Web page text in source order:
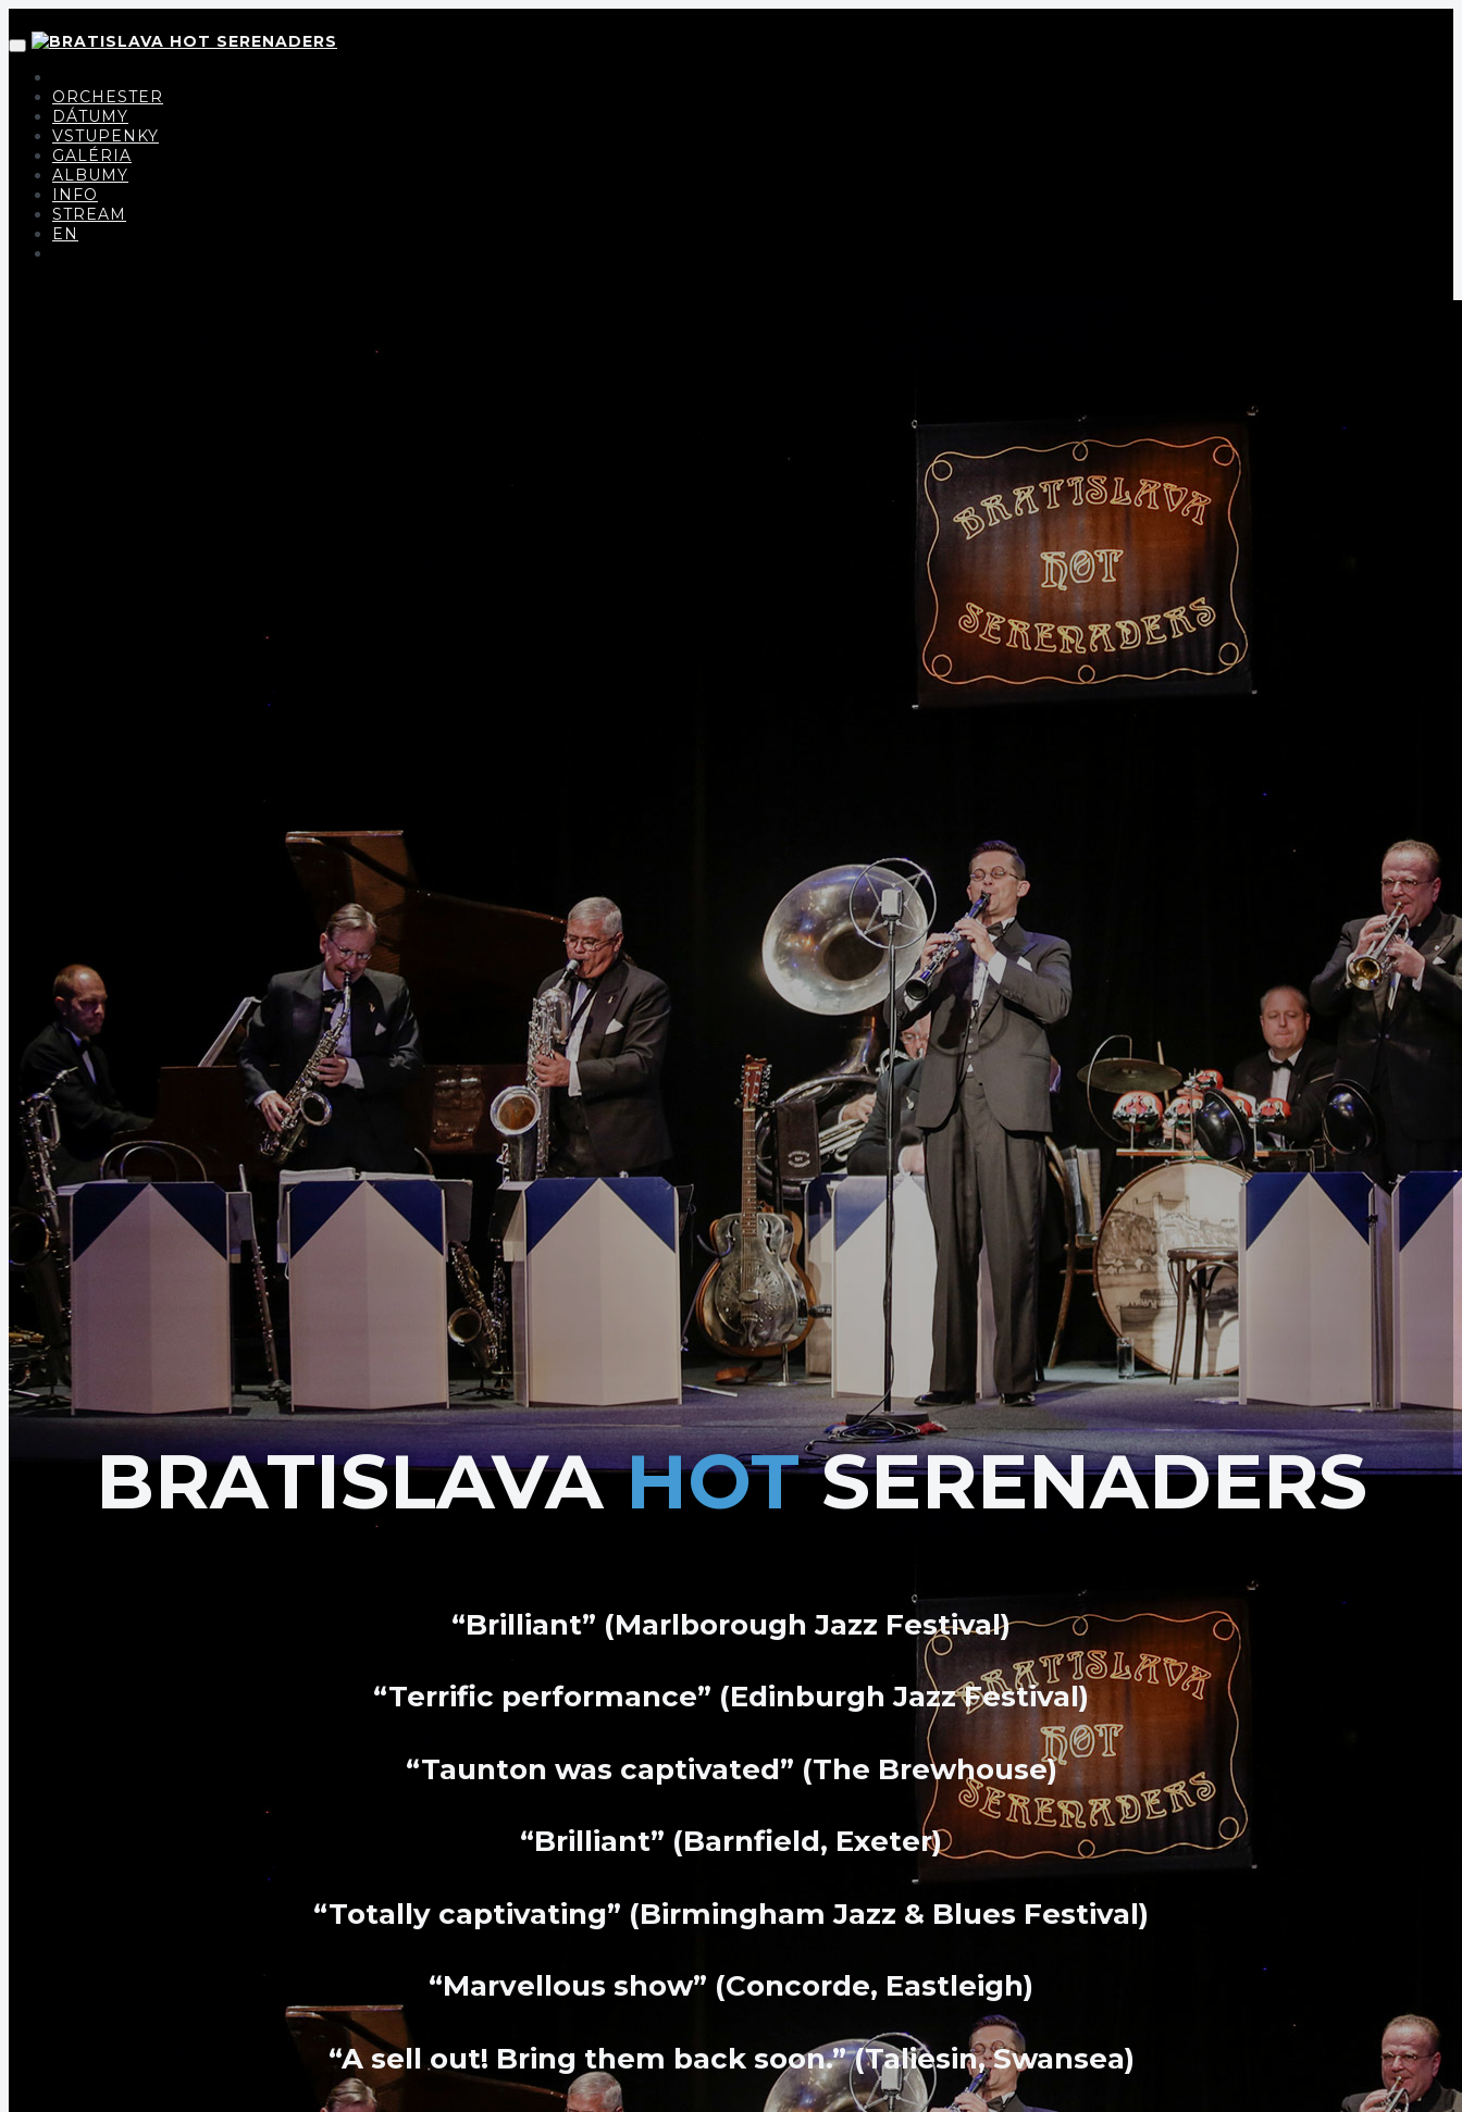
ORCHESTER
DÁTUMY
VSTUPENKY
GALÉRIA
ALBUMY
INFO
STREAM
EN
BRATISLAVAHOTSERENADERS
“Brilliant” (Marlborough Jazz Festival)
“Terrific performance” (Edinburgh Jazz Festival)
“Taunton was captivated” (The Brewhouse)
“Brilliant” (Barnfield, Exeter)
“Totally captivating” (Birmingham Jazz & Blues Festival)
“Marvellous show” (Concorde, Eastleigh)
“A sell out! Bring them back soon.” (Taliesin, Swansea)